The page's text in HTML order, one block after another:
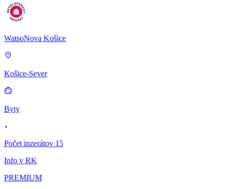
WatsoNova Košice
Košice-Sever
Byty
Počet inzerátov 15
Info v RK
PREMIUM